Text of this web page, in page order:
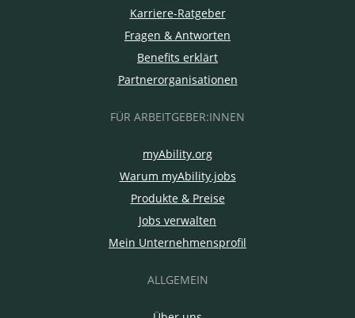
Karriere-Ratgeber
Fragen & Antworten
Benefits erklärt
Partnerorganisationen
FÜR ARBEITGEBER:INNEN
myAbility.org
Warum myAbility.jobs
Produkte & Preise
Jobs verwalten
Mein Unternehmensprofil
ALLGEMEIN